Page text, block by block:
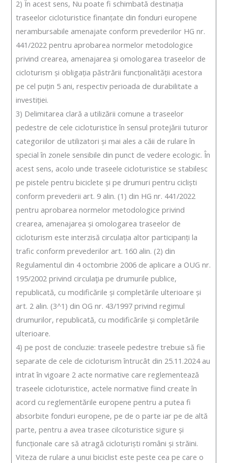
2) În acest sens, Nu poate fi schimbată destinația
traseelor cicloturistice finanțate din fonduri europene
nerambursabile amenajate conform prevederilor HG nr.
441/2022 pentru aprobarea normelor metodologice
privind crearea, amenajarea și omologarea traseelor de
cicloturism și obligația păstrării funcționalității acestora
pe cel puțin 5 ani, respectiv perioada de durabilitate a
investiției.
3) Delimitarea clară a utilizării comune a traseelor
pedestre de cele cicloturistice în sensul protejării tuturor
categoriilor de utilizatori și mai ales a căii de rulare în
special în zonele sensibile din punct de vedere ecologic. În
acest sens, acolo unde traseele cicloturistice se stabilesc
pe pistele pentru biciclete și pe drumuri pentru cicliști
conform prevederii art. 9 alin. (1) din HG nr. 441/2022
pentru aprobarea normelor metodologice privind
crearea, amenajarea și omologarea traseelor de
cicloturism este interzisă circulația altor participanți la
trafic conform prevederilor art. 160 alin. (2) din
Regulamentul din 4 octombrie 2006 de aplicare a OUG nr.
195/2002 privind circulaţia pe drumurile publice,
republicată, cu modificările și completările ulterioare și
art. 2 alin. (3^1) din OG nr. 43/1997 privind regimul
drumurilor, republicată, cu modificările și completările
ulterioare.
4) pe post de concluzie: traseele pedestre trebuie să fie
separate de cele de cicloturism întrucât din 25.11.2024 au
intrat în vigoare 2 acte normative care reglementează
traseele cicloturistice, actele normative fiind create în
acord cu reglementările europene pentru a putea fi
absorbite fonduri europene, pe de o parte iar pe de altă
parte, pentru a avea trasee cilcoturistice sigure și
funcționale care să atragă cicloturiști români și străini.
Viteza de rulare a unui biciclist este peste cea pe care o